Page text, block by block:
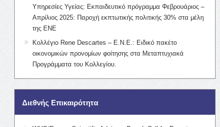
Υπηρεσίες Υγείας: Εκπαιδευτικό πρόγραμμα Φεβρουάριος –
Απρίλιος 2025: Παροχή εκπτωτικής πολιτικής 30% στα μέλη
της ΕΝΕ
Κολλέγιο Rene Descartes – Ε.Ν.Ε.: Ειδικό πακέτο
οικονομικών προνομίων φοίτησης στα Μεταπτυχιακά
Προγράμματα του Κολλεγίου.
Διεθνής Επικαιρότητα